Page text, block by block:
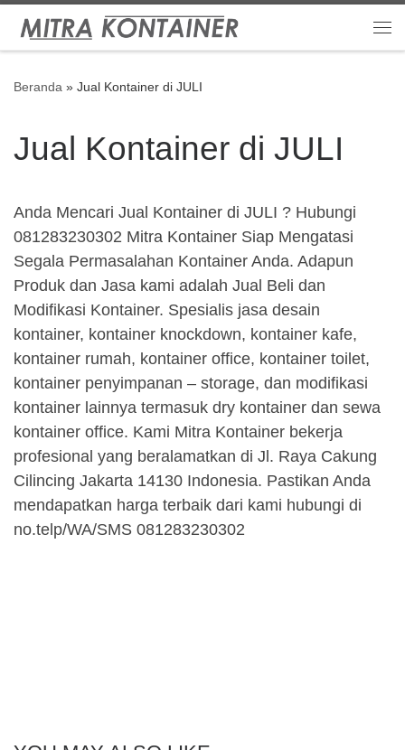
Skip to content
Beranda » Jual Kontainer di JULI
Jual Kontainer di JULI
Anda Mencari Jual Kontainer di JULI ? Hubungi
081283230302 Mitra Kontainer Siap Mengatasi
Segala Permasalahan Kontainer Anda. Adapun
Produk dan Jasa kami adalah Jual Beli dan
Modifikasi Kontainer. Spesialis jasa desain
kontainer, kontainer knockdown, kontainer kafe,
kontainer rumah, kontainer office, kontainer toilet,
kontainer penyimpanan – storage, dan modifikasi
kontainer lainnya termasuk dry kontainer dan sewa
kontainer office. Kami Mitra Kontainer bekerja
profesional yang beralamatkan di Jl. Raya Cakung
Cilincing Jakarta 14130 Indonesia. Pastikan Anda
mendapatkan harga terbaik dari kami hubungi di
no.telp/WA/SMS 081283230302